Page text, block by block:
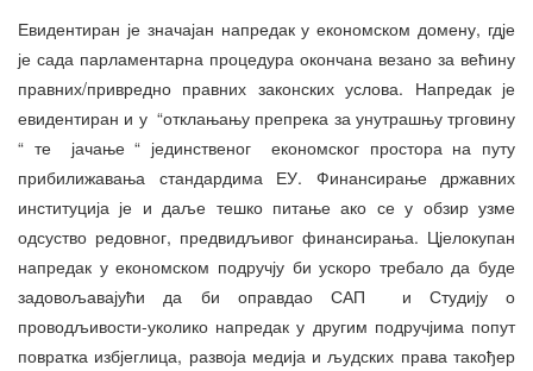
Евидентиран је значајан напредак у економском домену, гдје
је сада парламентарна процедура окончана везано за већину
правних/привредно правних законских услова. Напредак је
евидентиран и у “отклањању препрека за унутрашњу трговину
“ те јачање “ јединственог економског простора на путу
прибилижавања стандардима ЕУ. Финансирање државних
институција је и даље тешко питање ако се у обзир узме
одсуство редовног, предвидљивог финансирања. Цјелокупан
напредак у економском подручју би ускоро требало да буде
задовољавајући да би оправдао САП и Студију о
проводљивости-уколико напредак у другим подручјима попут
повратка избјеглица, развоја медија и људских права такођер